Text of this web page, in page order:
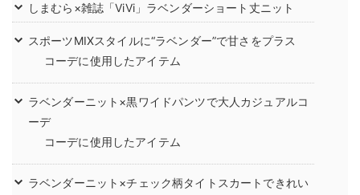
しまむら×雑誌「ViVi」ラベンダーショート丈ニット
スポーツMIXスタイルに“ラベンダー”で甘さをプラス
コーデに使用したアイテム
ラベンダーニット×黒ワイドパンツで大人カジュアルコ
ーデ
コーデに使用したアイテム
ラベンダーニット×チェック柄タイトスカートできれい